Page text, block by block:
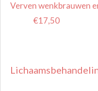
Verven
€17,50